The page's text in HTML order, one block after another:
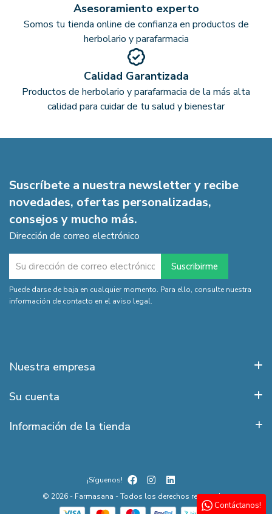
Asesoramiento experto
Somos tu tienda online de confianza en productos de
herbolario y parafarmacia
Calidad Garantizada
Productos de herbolario y parafarmacia de la más alta
calidad para cuidar de tu salud y bienestar
Suscríbete a nuestra newsletter y recibe
novedades, ofertas personalizadas,
consejos y mucho más.
Dirección de correo electrónico
Puede darse de baja en cualquier momento. Para ello, consulte nuestra
información de contacto en el aviso legal.
Nuestra empresa
Su cuenta
Información de la tienda
© 2026 - Farmasana - Todos los derechos reservados
¡Síguenos!
Contáctanos!